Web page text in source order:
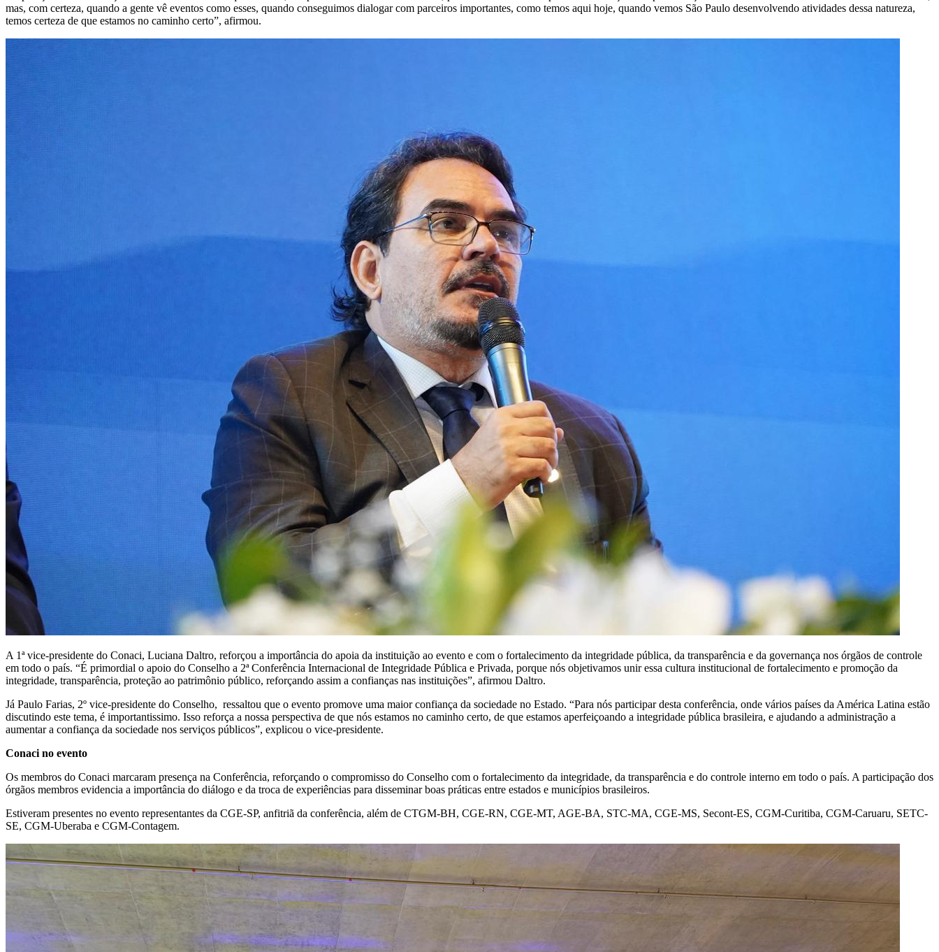
mas, com certeza, quando a gente vê eventos como esses, quando conseguimos dialogar com parceiros importantes, como temos aqui hoje, quando vemos São Paulo desenvolvendo atividades dessa natureza,
temos certeza de que estamos no caminho certo”, afirmou.
A 1ª vice-presidente do Conaci, Luciana Daltro, reforçou a importância do apoia da instituição ao evento e com o fortalecimento da integridade pública, da transparência e da governança nos órgãos de controle
em todo o país. “É primordial o apoio do Conselho a 2ª Conferência Internacional de Integridade Pública e Privada, porque nós objetivamos unir essa cultura institucional de fortalecimento e promoção da
integridade, transparência, proteção ao patrimônio público, reforçando assim a confianças nas instituições”, afirmou Daltro.
Já Paulo Farias, 2º vice-presidente do Conselho, ressaltou que o evento promove uma maior confiança da sociedade no Estado. “Para nós participar desta conferência, onde vários países da América Latina estão
discutindo este tema, é importantissimo. Isso reforça a nossa perspectiva de que nós estamos no caminho certo, de que estamos aperfeiçoando a integridade pública brasileira, e ajudando a administração a
aumentar a confiança da sociedade nos serviços públicos”, explicou o vice-presidente.
Conaci no evento
Os membros do Conaci marcaram presença na Conferência, reforçando o compromisso do Conselho com o fortalecimento da integridade, da transparência e do controle interno em todo o país. A participação dos
órgãos membros evidencia a importância do diálogo e da troca de experiências para disseminar boas práticas entre estados e municípios brasileiros.
Estiveram presentes no evento representantes da CGE-SP, anfitriã da conferência, além de CTGM-BH, CGE-RN, CGE-MT, AGE-BA, STC-MA, CGE-MS, Secont-ES, CGM-Curitiba, CGM-Caruaru, SETC-
SE, CGM-Uberaba e CGM-Contagem.